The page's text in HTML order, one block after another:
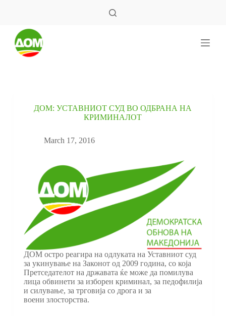
ДОМ: УСТАВНИОТ СУД ВО ОДБРАНА НА
КРИМИНАЛОТ
March 17, 2016
ДОМ остро реагира на одлуката на Уставниот суд
за укинување на Законот од 2009 година, со која
Претседателот на државата ќе може да помилува
лица обвинети за изборен криминал, за педофилија
и силување, за трговија со дрога и за
воени злосторства.